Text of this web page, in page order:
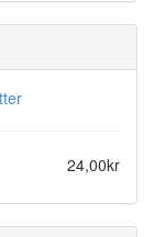
24,00kr